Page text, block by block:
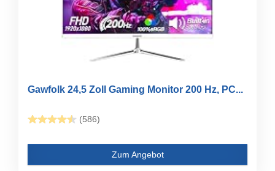
Gawfolk 24,5 Zoll Gaming Monitor 200 Hz, PC...
(586)
Zum Angebot